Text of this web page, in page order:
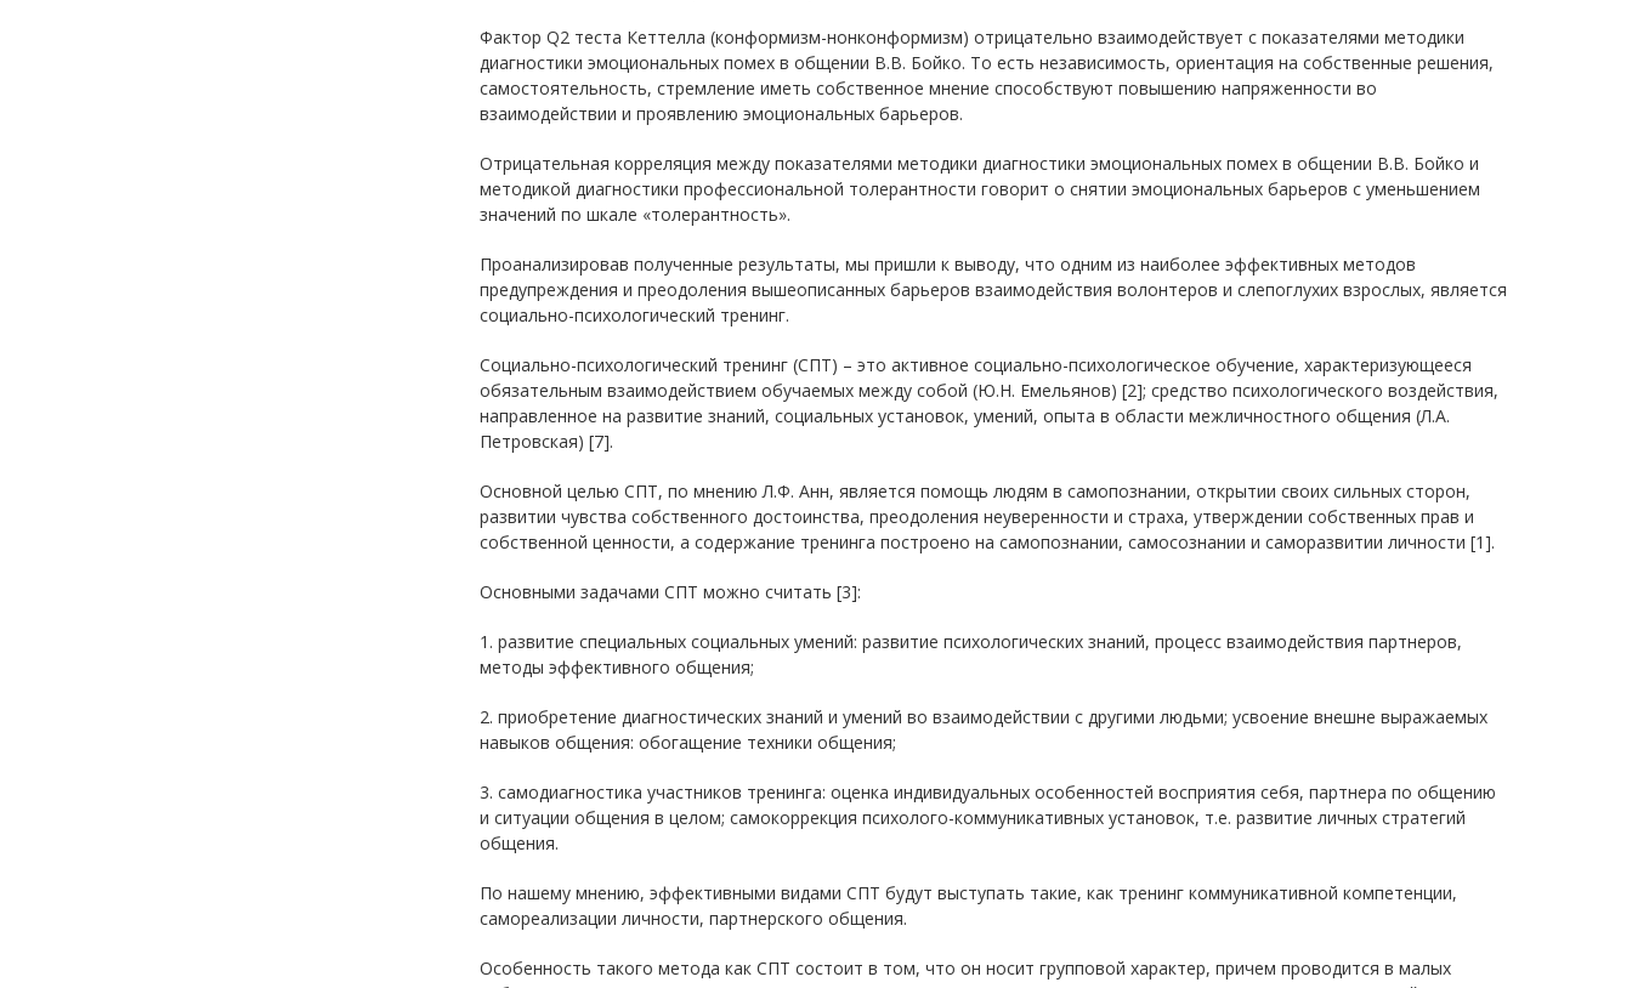
Фактор Q2 теста Кеттелла (конформизм-нонконформизм) отрицательно взаимодействует с показателями методики
диагностики эмоциональных помех в общении В.В. Бойко. То есть независимость, ориентация на собственные решения,
самостоятельность, стремление иметь собственное мнение способствуют повышению напряженности во
взаимодействии и проявлению эмоциональных барьеров.
Отрицательная корреляция между показателями методики диагностики эмоциональных помех в общении В.В. Бойко и
методикой диагностики профессиональной толерантности говорит о снятии эмоциональных барьеров с уменьшением
значений по шкале «толерантность».
Проанализировав полученные результаты, мы пришли к выводу, что одним из наиболее эффективных методов
предупреждения и преодоления вышеописанных барьеров взаимодействия волонтеров и слепоглухих взрослых, является
социально-психологический тренинг.
Социально-психологический тренинг (СПТ) – это активное социально-психологическое обучение, характеризующееся
обязательным взаимодействием обучаемых между собой (Ю.Н. Емельянов) [2]; средство психологического воздействия,
направленное на развитие знаний, социальных установок, умений, опыта в области межличностного общения (Л.А.
Петровская) [7].
Основной целью СПТ, по мнению Л.Ф. Анн, является помощь людям в самопознании, открытии своих сильных сторон,
развитии чувства собственного достоинства, преодоления неуверенности и страха, утверждении собственных прав и
собственной ценности, а содержание тренинга построено на самопознании, самосознании и саморазвитии личности [1].
Основными задачами СПТ можно считать [3]:
1. развитие специальных социальных умений: развитие психологических знаний, процесс взаимодействия партнеров,
методы эффективного общения;
2. приобретение диагностических знаний и умений во взаимодействии с другими людьми; усвоение внешне выражаемых
навыков общения: обогащение техники общения;
3. самодиагностика участников тренинга: оценка индивидуальных особенностей восприятия себя, партнера по общению
и ситуации общения в целом; самокоррекция психолого-коммуникативных установок, т.е. развитие личных стратегий
общения.
По нашему мнению, эффективными видами СПТ будут выступать такие, как тренинг коммуникативной компетенции,
самореализации личности, партнерского общения.
Особенность такого метода как СПТ состоит в том, что он носит групповой характер, причем проводится в малых